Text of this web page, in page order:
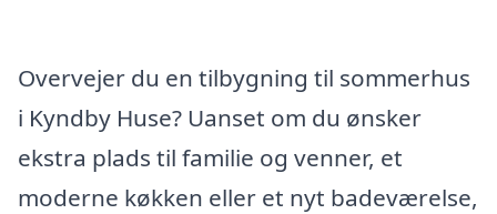
Overvejer du en tilbygning til sommerhus
i Kyndby Huse? Uanset om du ønsker
ekstra plads til familie og venner, et
moderne køkken eller et nyt badeværelse,